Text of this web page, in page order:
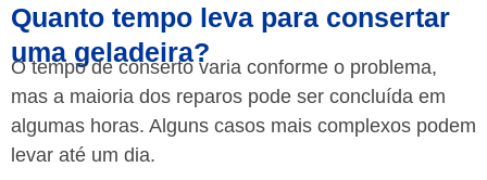
Quanto tempo leva para consertar
uma geladeira?
O tempo de conserto varia conforme o problema,
mas a maioria dos reparos pode ser concluída em
algumas horas. Alguns casos mais complexos podem
levar até um dia.